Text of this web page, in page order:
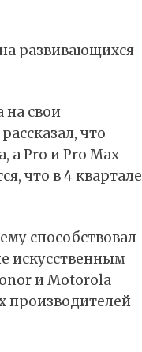
развивающихся
на свои
что
а Pro и Pro Max
что в 4 квартале
способствовал
искусственным
и Motorola
производителей